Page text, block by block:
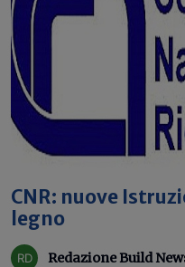
CNR: nuove
legno
Redazione Build